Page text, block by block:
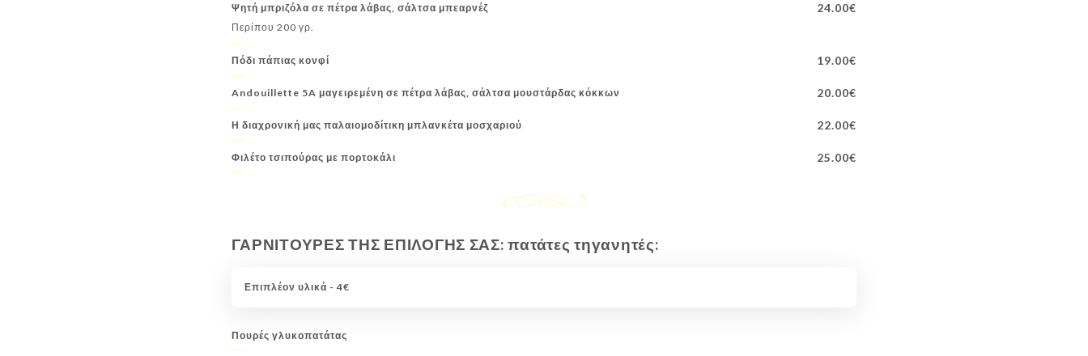
Ψητή μπριζόλα σε πέτρα λάβας, σάλτσα μπεαρνέζ 24.00€
Περίπου 200 γρ.
Πόδι πάπιας κονφί 19.00€
Andouillette 5A μαγειρεμένη σε πέτρα λάβας, σάλτσα μουστάρδας κόκκων 20.00€
Η διαχρονική μας παλαιομοδίτικη μπλανκέτα μοσχαριού 22.00€
Φιλέτο τσιπούρας με πορτοκάλι 25.00€
ΓΑΡΝΙΤΟΥΡΕΣ ΤΗΣ ΕΠΙΛΟΓΗΣ ΣΑΣ: πατάτες τηγανητές:
Επιπλέον υλικά - 4€
Πουρές γλυκοπατάτας